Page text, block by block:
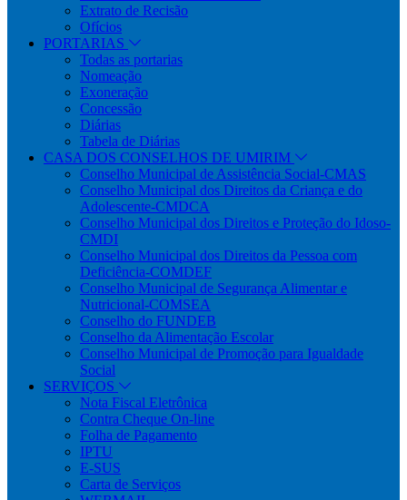
Extrato de Recisão
Ofícios
PORTARIAS
Todas as portarias
Nomeação
Exoneração
Concessão
Diárias
Tabela de Diárias
CASA DOS CONSELHOS DE UMIRIM
Conselho Municipal de Assistência Social-CMAS
Conselho Municipal dos Direitos da Criança e do
Adolescente-CMDCA
Conselho Municipal dos Direitos e Proteção do Idoso-
CMDI
Conselho Municipal dos Direitos da Pessoa com
Deficiência-COMDEF
Conselho Municipal de Segurança Alimentar e
Nutricional-COMSEA
Conselho do FUNDEB
Conselho da Alimentação Escolar
Conselho Municipal de Promoção para Igualdade
Social
SERVIÇOS
Nota Fiscal Eletrônica
Contra Cheque On-line
Folha de Pagamento
IPTU
E-SUS
Carta de Serviços